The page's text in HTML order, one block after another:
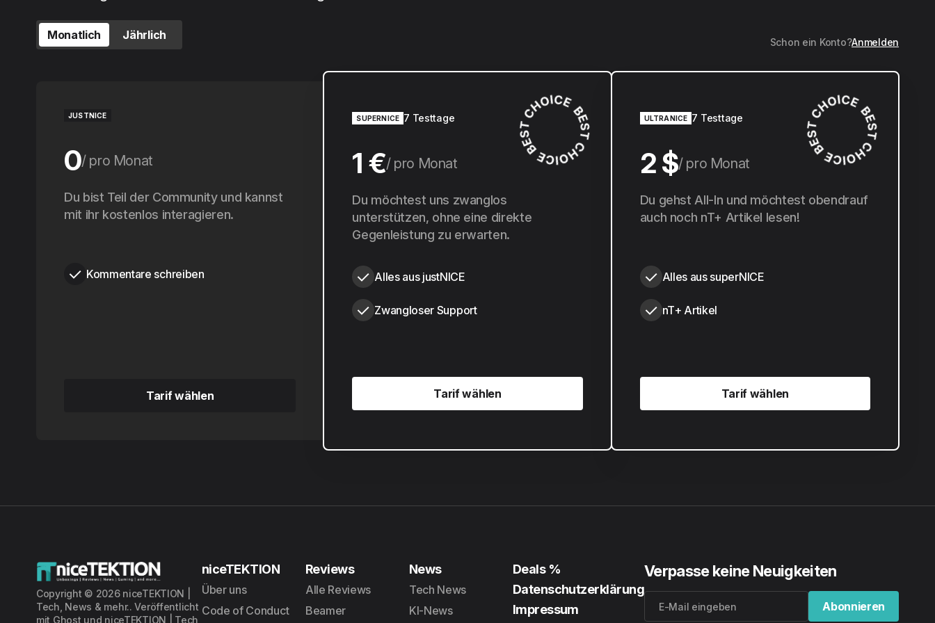
Monatlich Jährlich
Schon ein Konto?Anmelden
JUSTNICE
0 pro Monat
0 pro Jahr
Du bist Teil der Community und kannst
mit ihr kostenlos interagieren.
Kommentare schreiben
Tarif wählen
SUPERNICE 7 Testtage
1 € pro Monat
10 € pro Jahr
Du möchtest uns zwanglos
unterstützen, ohne eine direkte
Gegenleistung zu erwarten.
Alles aus justNICE
Zwangloser Support
Tarif wählen
Tarif wählen
ULTRANICE 7 Testtage
2 $ pro Monat
20 $ pro Jahr
Du gehst All-In und möchtest obendrauf
auch noch nT+ Artikel lesen!
Alles aus superNICE
nT+ Artikel
Tarif wählen
Tarif wählen
Copyright © 2026 niceTEKTION |
Tech, News & mehr.. Veröffentlicht
mit Ghost und niceTEKTION | Tech,
niceTEKTION
Über uns
Code of Conduct
Reviews
Alle Reviews
Beamer
News
Tech News
KI-News
Deals %
Datenschutzerklärung
Impressum
Verpasse keine Neuigkeiten
Abonnieren